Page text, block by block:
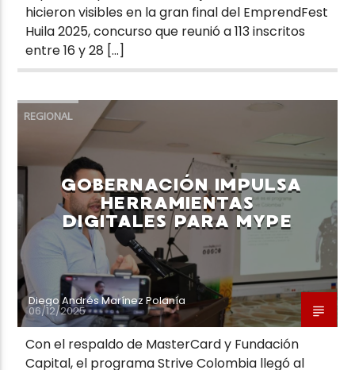
hicieron visibles en la gran final del EmprendFest
Huila 2025, concurso que reunió a 113 inscritos
entre 16 y 28 […]
REGIONAL
GOBERNACIÓN IMPULSA
HERRAMIENTAS
DIGITALES PARA MYPE
Diego Andrés Marínez Polanía
06/12/2025
Con el respaldo de MasterCard y Fundación
Capital, el programa Strive Colombia llegó al